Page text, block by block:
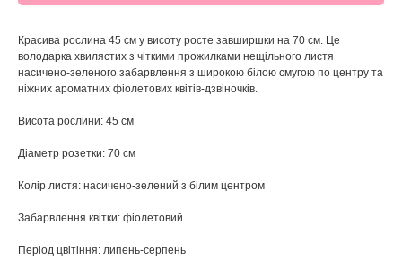
Красива рослина 45 см у висоту росте завширшки на 70 см. Це
володарка хвилястих з чіткими прожилками нещільного листя
насичено-зеленого забарвлення з широкою білою смугою по центру та
ніжних ароматних фіолетових квітів-дзвіночків.
Висота рослини: 45 см
Діаметр розетки: 70 см
Колір листя: насичено-зелений з білим центром
Забарвлення квітки: фіолетовий
Період цвітіння: липень-серпень